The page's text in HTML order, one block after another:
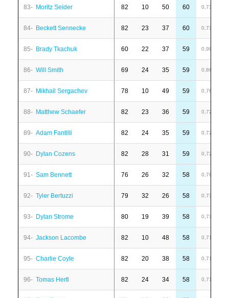
83- Moritz Seider 82 10 50 60 0,73
84- Beckett Sennecke 82 23 37 60 0,73
85- Brady Tkachuk 60 22 37 59 0,98
86- Will Smith 69 24 35 59 0,86
87- Mikhail Sergachev 78 10 49 59 0,76
88- Matthew Schaefer 82 23 36 59 0,72
89- Adam Fantilli 82 24 35 59 0,72
90- Dylan Cozens 82 28 31 59 0,72
91- Sam Bennett 76 26 32 58 0,76
92- Tyler Bertuzzi 79 32 26 58 0,73
93- Dylan Strome 80 19 39 58 0,73
94- Jackson Lacombe 82 10 48 58 0,71
95- Charlie Coyle 82 20 38 58 0,71
96- Tomas Hertl 82 24 34 58 0,71